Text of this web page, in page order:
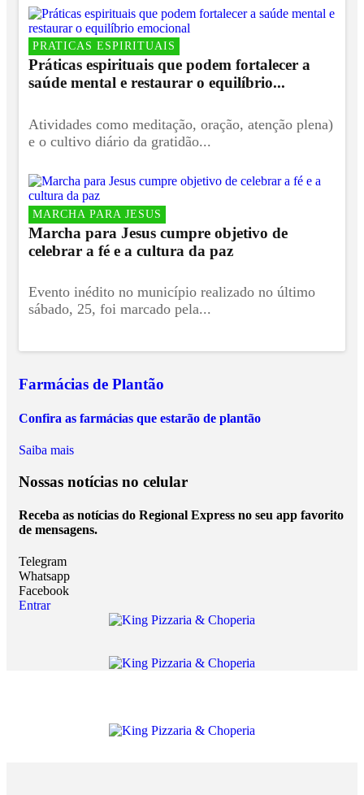
PRATICAS ESPIRITUAIS
Práticas espirituais que podem fortalecer a
saúde mental e restaurar o equilíbrio...
Atividades como meditação, oração, atenção plena)
e o cultivo diário da gratidão...
MARCHA PARA JESUS
Marcha para Jesus cumpre objetivo de
celebrar a fé e a cultura da paz
Evento inédito no município realizado no último
sábado, 25, foi marcado pela...
Farmácias de Plantão
Confira as farmácias que estarão de plantão
Saiba mais
Nossas notícias no celular
Receba as notícias do Regional Express no seu app favorito
de mensagens.
Telegram
Whatsapp
Facebook
Entrar